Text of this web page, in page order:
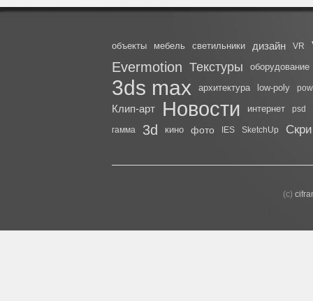
объекты мебель светильники дизайн VR
Evermotion Текстуры оборудование
3ds max архитектура low-poly
Клип-арт Новости интернет psd
гамма 3d кино фото IES SketchUp
(с)